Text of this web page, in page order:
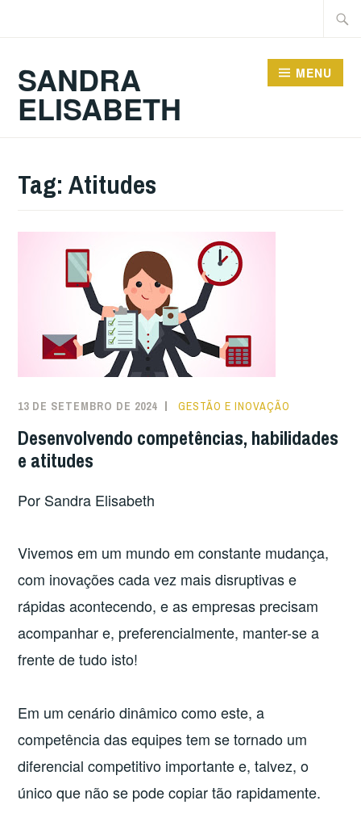
SANDRA
ELISABETH
MENU
Tag:Atitudes
13 DE SETEMBRO DE 2024 GESTÃO E INOVAÇÃO
Desenvolvendo competências, habilidades
e atitudes
Por Sandra Elisabeth
Vivemos em um mundo em constante mudança,
com inovações cada vez mais disruptivas e
rápidas acontecendo, e as empresas precisam
acompanhar e, preferencialmente, manter-se a
frente de tudo isto!
Em um cenário dinâmico como este, a
competência das equipes tem se tornado um
diferencial competitivo importante e, talvez, o
único que não se pode copiar tão rapidamente.